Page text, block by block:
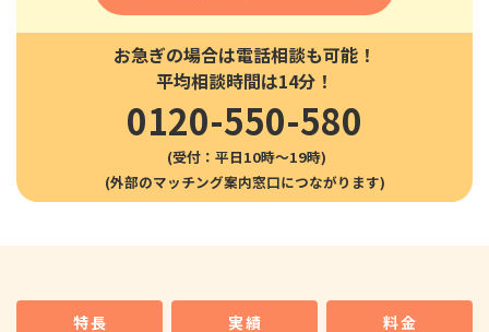
お急ぎの場合は電話相談も可能！
平均相談時間は14分！
0120-550-580
(受付：平日10時〜19時)
特長 実績 料金